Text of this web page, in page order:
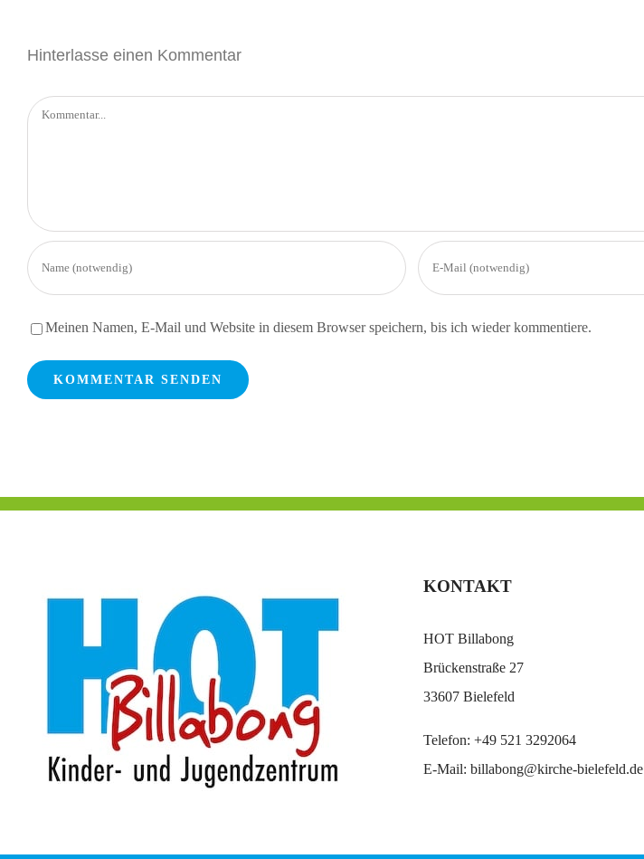
Hinterlasse einen Kommentar
Kommentar
Meinen Namen, E-Mail und Website in diesem Browser speichern, bis ich wieder kommentiere.
KONTAKT
HOT Billabong
Brückenstraße 27
33607 Bielefeld
Telefon: +49 521 3292064
E-Mail: billabong@kirche-bielefeld.de